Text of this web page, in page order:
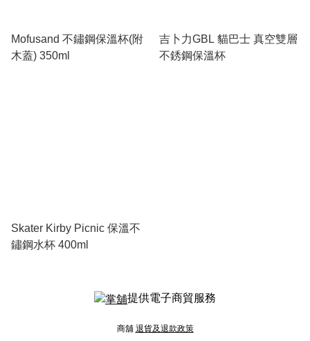
Mofusand 不鏽鋼保溫杯(附
木蓋) 350ml
吉卜力GBL 貓巴士 真空雙層
不銹鋼保溫杯
Skater Kirby Picnic 保溫不
鏽鋼水杯 400ml
提供電子商貿服務
商舖 退貨及退款政策